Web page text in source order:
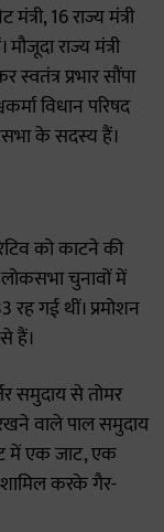
16 राज्य मंत्री
राज्य मंत्री
प्रभार सौंपा
विधान परिषद
के सदस्य हैं।
को काटने की
चुनावों में
गई थीं। प्रमोशन
हैं।
समुदाय से तोमर
वाले पाल समुदाय
में एक जाट, एक
करके गैर-